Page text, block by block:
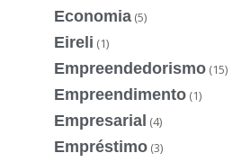
Economia (5)
Eireli (1)
Empreendedorismo (15)
Empreendimento (1)
Empresarial (4)
Empréstimo (3)